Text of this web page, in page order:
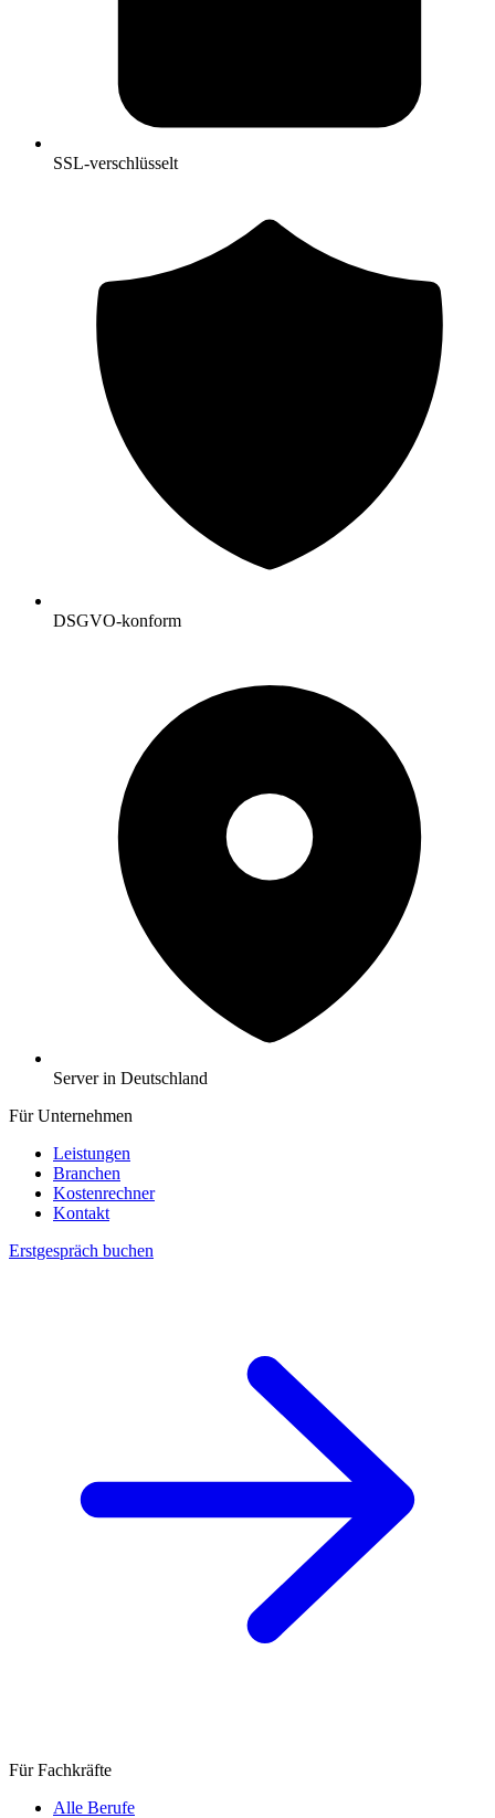
SSL-verschlüsselt
DSGVO-konform
Server in Deutschland
Für Unternehmen
Leistungen
Branchen
Kostenrechner
Kontakt
Erstgespräch buchen
Für Fachkräfte
Alle Berufe